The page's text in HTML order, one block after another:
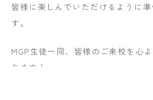
皆様に楽しんでいただけるように
す。
MGP生徒一同、皆様のご来校を心
ります！